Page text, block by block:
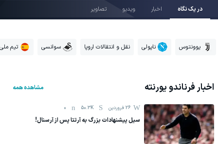
در یک نگاه اخبار ویدیو تصاویر
یوونتوس ناپولی نقل و انتقالات اروپا سوانسی تیم
اخبارفرناندو یورنته مشاهده همه
26 فروردين 50.3K
0
سیل پیشنهادات بزرگ به آرتتا پس از آرسنال!